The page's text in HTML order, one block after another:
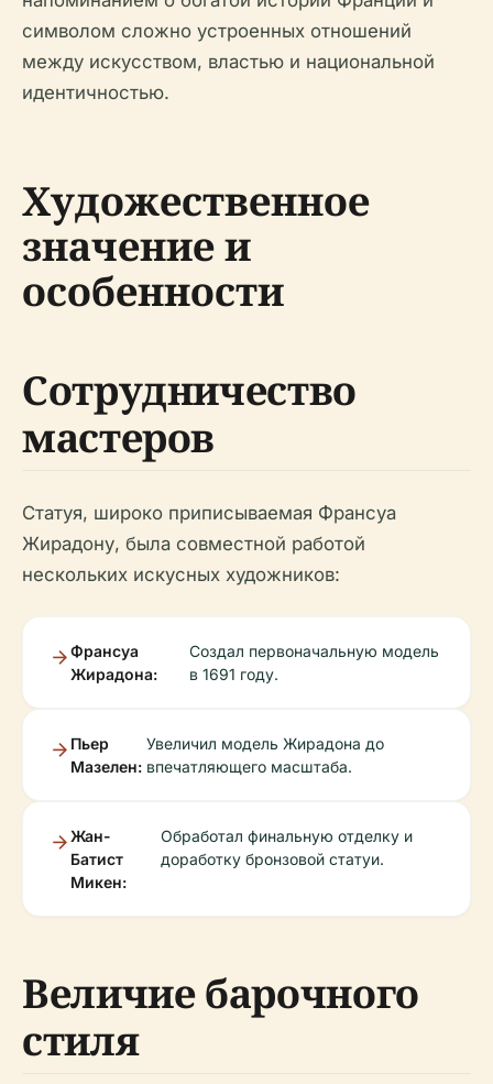
символом сложно устроенных отношений
между искусством, властью и национальной
идентичностью.
Художественное
значение и
особенности
Сотрудничество
мастеров
Статуя, широко приписываемая Франсуа
Жирадону, была совместной работой
нескольких искусных художников:
Франсуа
Жирадона:
Создал первоначальную модель
в 1691 году.
Пьер
Мазелен:
Увеличил модель Жирадона до
впечатляющего масштаба.
Жан-
Батист
Микен:
Обработал финальную отделку и
доработку бронзовой статуи.
Величие барочного
стиля